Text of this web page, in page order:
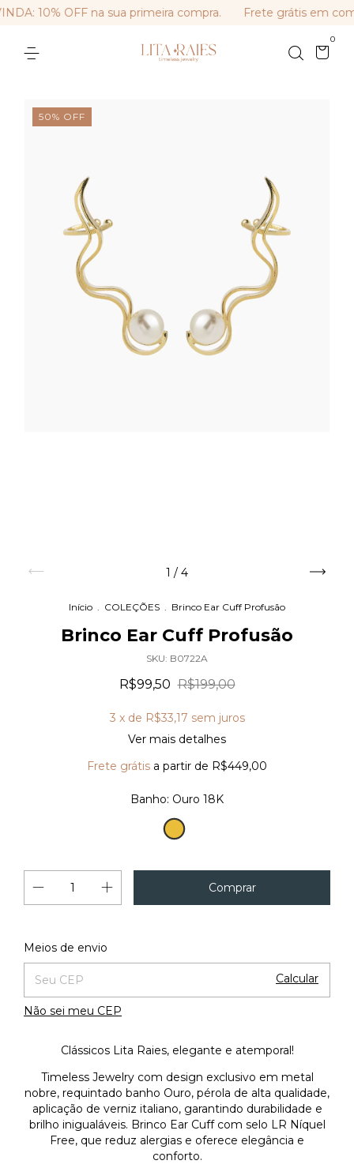
10% OFF na sua primeira compra. Frete grátis em
0
50% OFF
1 / 4
Início . COLEÇÕES . Brinco Ear Cuff Profusão
Brinco Ear Cuff Profusão
SKU: B0722A
R$99,50 R$199,00
3 x de R$33,17 sem juros
Ver mais detalhes
Frete grátis a partir de R$449,00
Banho: Ouro 18K
Ouro
18K
Entregas para o CEP:
Meios de envio
Calcular
Não sei meu CEP
Clássicos Lita Raies, elegante e atemporal!
Timeless Jewelry com design exclusivo em metal
nobre, requintado banho Ouro, pérola de alta qualidade,
aplicação de verniz italiano, garantindo durabilidade e
brilho inigualáveis. Brinco Ear Cuff com selo LR Níquel
Free, que reduz alergias e oferece elegância e
conforto.